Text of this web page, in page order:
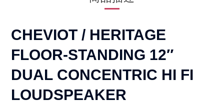
CHEVIOT / HERITAGE
FLOOR-STANDING 12″
DUAL CONCENTRIC HI FI
LOUDSPEAKER